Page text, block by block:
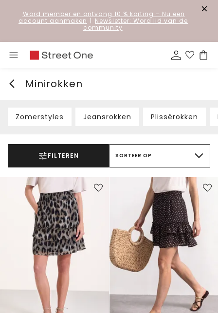
Word member en ontvang 10 % korting – Nu een
account aanmaken | Newsletter: Word lid van de
community
Minirokken
Zomerstyles Jeansrokken Plissérokken
FILTEREN SORTEER OP